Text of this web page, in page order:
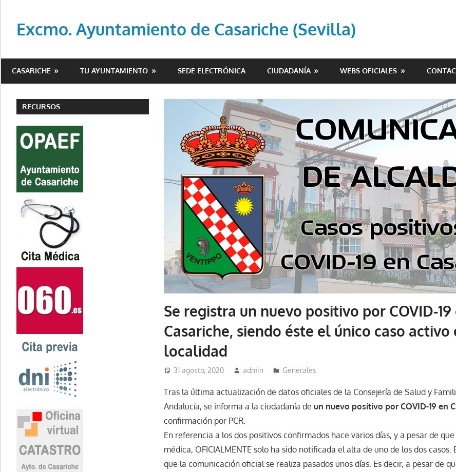
contenido
Excmo. Ayuntamiento de Casariche (Sevilla)
del
de
Casariche
CASARICHE TU AYUNTAMIENTO SEDE ELECTRÓNICA CIUDADANÍA WEBS OFICIALES
Se registra un nuevo positivo por COVID-19
Casariche, siendo éste el único caso activo
localidad
31 agosto, 2020 admin Generales
Tras la última actualización de datos oficiales de la Consejería de Salud y
Andalucía, se informa a la ciudadanía deun nuevo positivo por COVID-19 en
confirmación por PCR.
En referencia a los dos positivos confirmados hace varios días, y a pesar de
médica, OFICIALMENTE solo ha sido notificada el alta de uno de los dos casos.
que la comunicación oficial se realiza pasados unos días. Es decir, a pesar de
RECURSOS